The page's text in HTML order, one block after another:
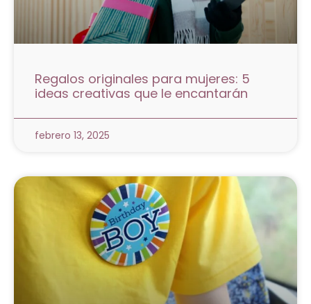
Regalos originales para mujeres: 5
ideas creativas que le encantarán
febrero 13, 2025